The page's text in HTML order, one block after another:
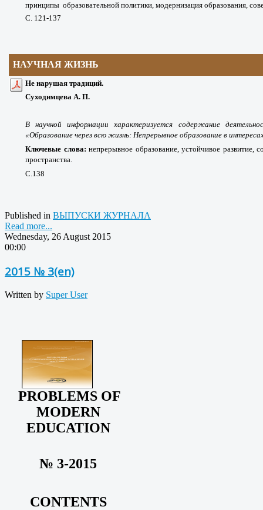
принципы образовательной политики, модернизация образования,
С. 121-137
НАУЧНАЯ ЖИЗНЬ
Не нарушая традиций.
Суходимцева А. П.
В научной информации характеризуется содержание
«Образование через всю жизнь: Непрерывное образование в
Ключевые слова: непрерывное образование, устойчивое развитие,
пространства.
С.138
Published in ВЫПУСКИ ЖУРНАЛА
Read more...
Wednesday, 26 August 2015
00:00
2015 № 3(en)
Written by Super User
PROBLEMS OF
MODERN
EDUCATION
№ 3-2015
CONTENTS